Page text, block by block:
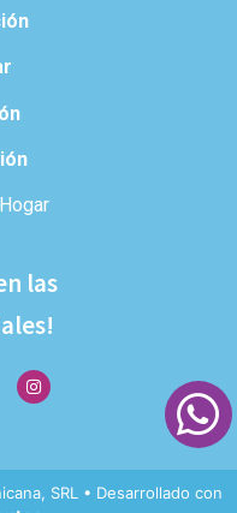
las
SRL • Desarrollado con